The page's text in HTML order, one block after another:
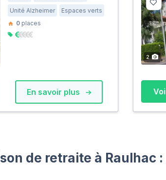
Unité Alzheimer
Espaces verts
0places
En savoir plus
2
de retraite à Raulhac